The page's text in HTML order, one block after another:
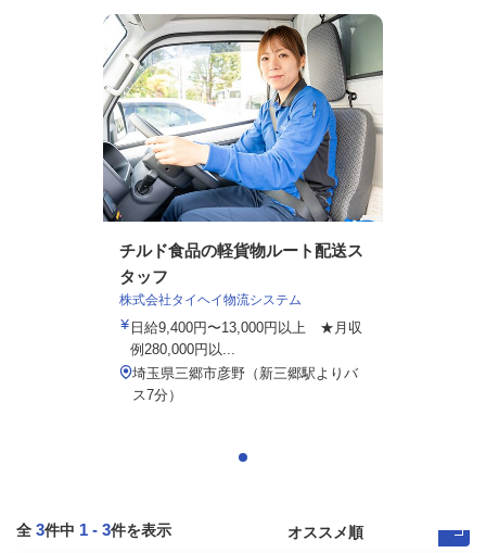
チルド食品の軽貨物ルート配送ス
タッフ
株式会社タイヘイ物流システム
日給9,400円〜13,000円以上 ★月収
例280,000円以...
埼玉県三郷市彦野（新三郷駅よりバ
ス7分）
全 3件中 1 - 3件を表示